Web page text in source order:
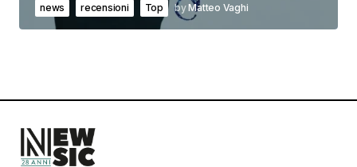
news recensioni Top byMatteo Vaghi